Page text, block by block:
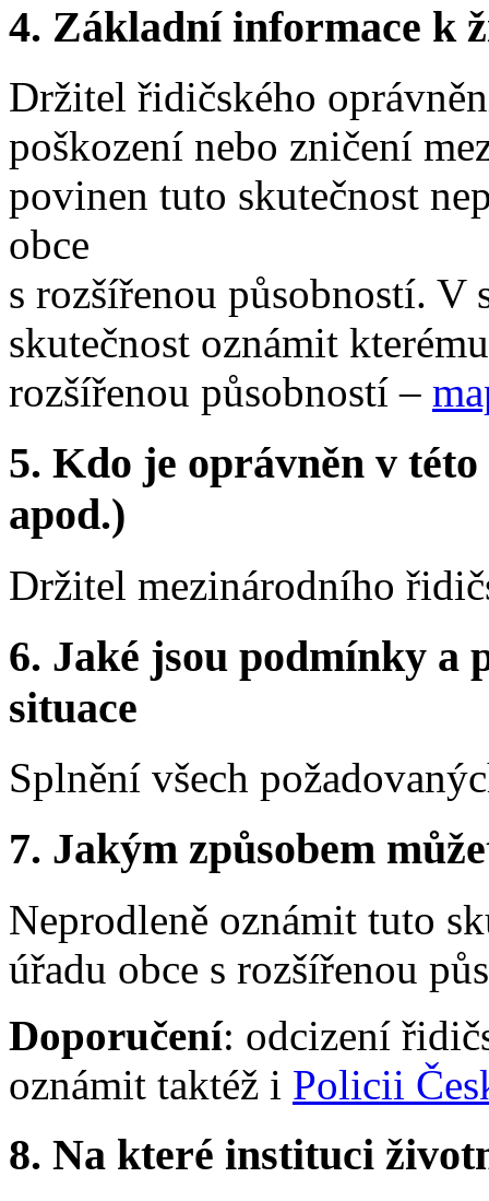
4. Základní informace k
Držitel řidičského
poškození nebo zničení
povinen tuto skutečnost
obce
s rozšířenou působností. V
skutečnost oznámit
rozšířenou působností –
5. Kdo je oprávněn v
apod.)
Držitel mezinárodního
6. Jaké jsou podmínky a
situace
Splnění všech
7. Jakým způsobem
Neprodleně oznámit tuto
úřadu obce s rozšířenou
Doporučení: odcizení
oznámit taktéž i Policii
8. Na které instituci